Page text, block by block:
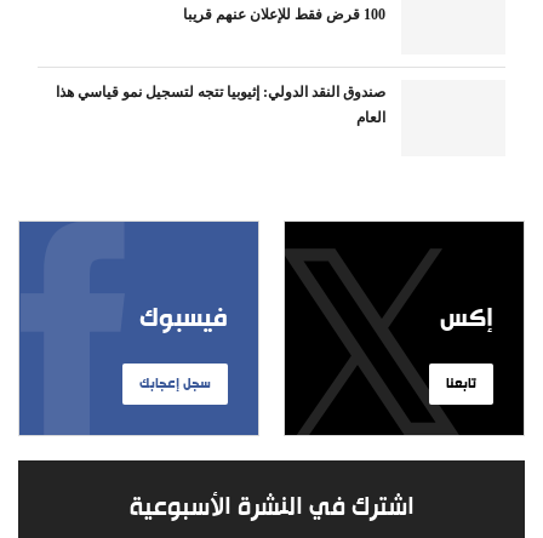
100 قرض فقط للإعلان عنهم قريبا
صندوق النقد الدولي: إثيوبيا تتجه لتسجيل نمو قياسي هذا
العام
فيسبوك
سجل إعجابك
إكس
تابعنا
اشترك في النشرة الأسبوعية